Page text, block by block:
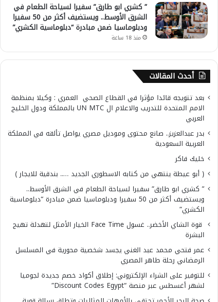
” كشري ابو طارق” سفيرا لسياحة الطعام في
الشرق الأوسط.. ويستضيف أكثر من 50 سفيرا
ودبلوماسيا ضمن مبادرة “دبلوماسية الكشري”
منذ 18 ساعة
أحدث المقالات
بعد تتويجه قائدا مؤثرا في القطاع الصحي العمري : وكيلا بمنظمة
الامم المتحدة للتدريب والاعلام ال UN MTC بالمملكة ودول الخليج
العربي
بدر عبدالعزيز.. صانع محتوى وموديل مصري يواصل تألقه في المملكة
العربية السعودية
خليك فاكر
( أبو عيطة ينتهي من كتابه الاسطوري الجديد ….. بندقية للايجار )
” كشري ابو طارق” سفيرا لسياحة الطعام في الشرق الأوسط..
ويستضيف أكثر من 50 سفيرا ودبلوماسيا ضمن مبادرة “دبلوماسية
الكشري”
قوة الشاي الأخضر.. غسول Face Time الخيار الأمثل لتهدئة تهيج
البشرة
عمر فتحي محمد عبد الغني يجسد شخصية محورية في المسلسل
الرمضاني رحلة طاهر المصري
للتوفير على الشراء الإلكتروني: إطلاق أكواد خصم جديدة لجوميا
لشهر أغسطس عبر منصة “Discount Codes Egypt”